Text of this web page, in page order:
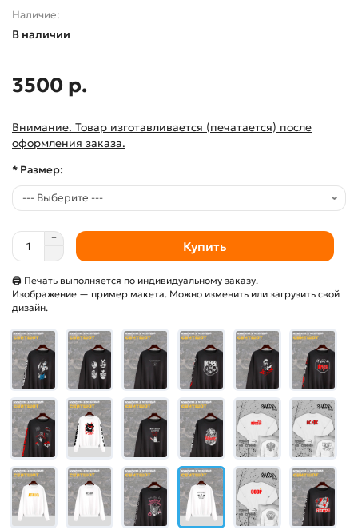
Наличие:
В наличии
3500 р.
Внимание. Товар изготавливается (печатается) после
оформления заказа.
* Размер:
Купить
🖨 Печать выполняется по индивидуальному заказу.
Изображение — пример макета. Можно изменить или загрузить свой
дизайн.